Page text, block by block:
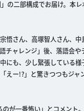
の二部構成でお届け。本
さん、高塚智人さん、
ャレンジ」後、落語会
も、少し緊張している
ー!?」と驚きつつもジ
が一番怖い」とコメント